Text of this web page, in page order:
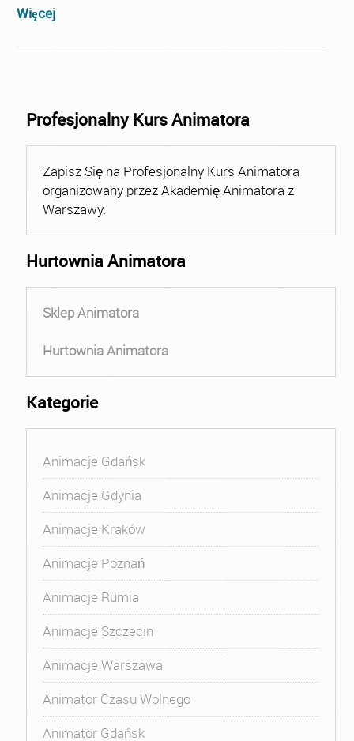
Więcej
Profesjonalny Kurs Animatora
Zapisz Się na Profesjonalny Kurs Animatora
organizowany przez Akademię Animatora z
Warszawy.
Hurtownia Animatora
Sklep Animatora
Hurtownia Animatora
Kategorie
Animacje Gdańsk
Animacje Gdynia
Animacje Kraków
Animacje Poznań
Animacje Rumia
Animacje Szczecin
Animacje Warszawa
Animator Czasu Wolnego
Animator Gdańsk